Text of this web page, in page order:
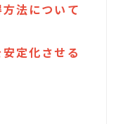
法について
定化させる